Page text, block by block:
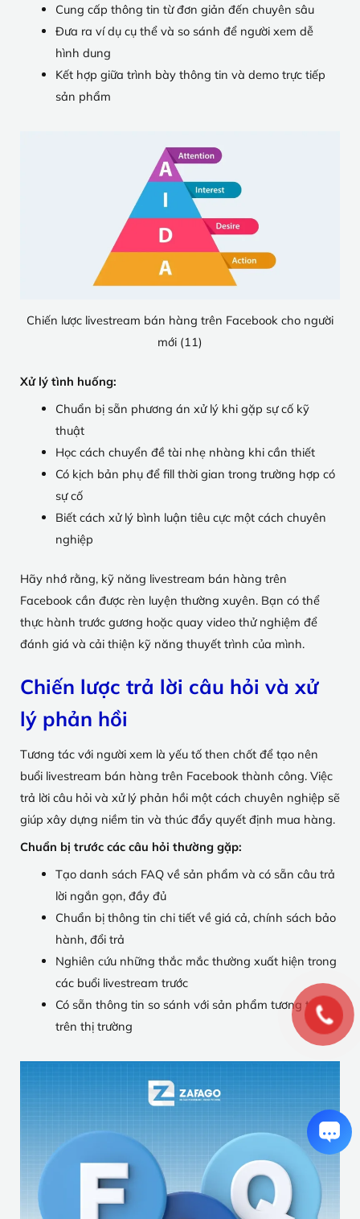
Cung cấp thông tin từ đơn giản đến chuyên sâu
Đưa ra ví dụ cụ thể và so sánh để người xem dễ
hình dung
Kết hợp giữa trình bày thông tin và demo trực tiếp
sản phẩm
Chiến lược livestream bán hàng trên Facebook cho người
mới (11)
Xử lý tình huống:
Chuẩn bị sẵn phương án xử lý khi gặp sự cố kỹ
thuật
Học cách chuyển đề tài nhẹ nhàng khi cần thiết
Có kịch bản phụ để fill thời gian trong trường hợp có
sự cố
Biết cách xử lý bình luận tiêu cực một cách chuyên
nghiệp
Hãy nhớ rằng, kỹ năng livestream bán hàng trên
Facebook cần được rèn luyện thường xuyên. Bạn có thể
thực hành trước gương hoặc quay video thử nghiệm để
đánh giá và cải thiện kỹ năng thuyết trình của mình.
Chiến lược trả lời câu hỏi và xử
lý phản hồi
Tương tác với người xem là yếu tố then chốt để tạo nên
buổi livestream bán hàng trên Facebook thành công. Việc
trả lời câu hỏi và xử lý phản hồi một cách chuyên nghiệp sẽ
giúp xây dựng niềm tin và thúc đẩy quyết định mua hàng.
Chuẩn bị trước các câu hỏi thường gặp:
Tạo danh sách FAQ về sản phẩm và có sẵn câu trả
lời ngắn gọn, đầy đủ
Chuẩn bị thông tin chi tiết về giá cả, chính sách bảo
hành, đổi trả
Nghiên cứu những thắc mắc thường xuất hiện trong
các buổi livestream trước
Có sẵn thông tin so sánh với sản phẩm tương tự
trên thị trường